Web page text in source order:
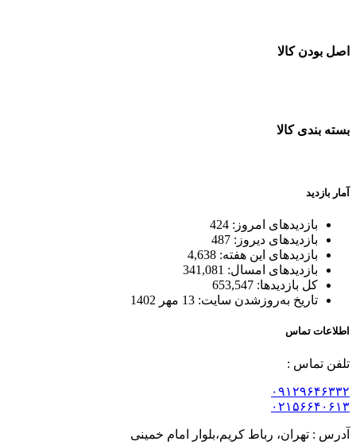
اصل بودن کالا
بسته بندی کالا
آمار بازدید
بازدیدهای امروز: 424
بازدیدهای دیروز: 487
بازدیدهای این هفته: 4,638
بازدیدهای امسال: 341,081
کل بازدیدها: 653,547
تاریخ به‌روزشدن سایت: 13 مهر 1402
اطلاعات تماس
تلفن تماس :
۰۹۱۲۹۶۴۶۳۳۲
۰۲۱۵۶۶۴۰۶۱۳
آدرس : تهران، رباط کریم،بلوار امام خمینی